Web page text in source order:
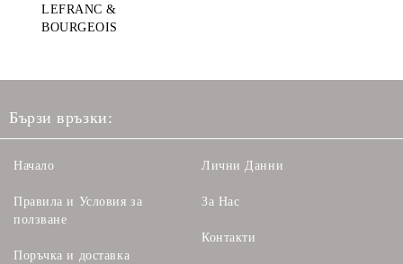
LEFRANC &
BOURGEOIS
Бързи връзки:
Начало
Правила и Условия за
ползване
Поръчка и доставка
Лични Данни
За Нас
Контакти